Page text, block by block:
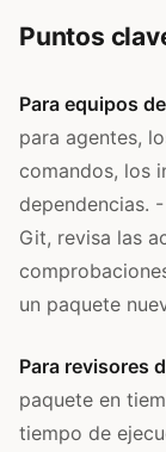
Puntos
Para equipos
para agentes,
comandos, los
dependencias.
Git, revisa las
un paquete
Para revisores
paquete en
tiempo de